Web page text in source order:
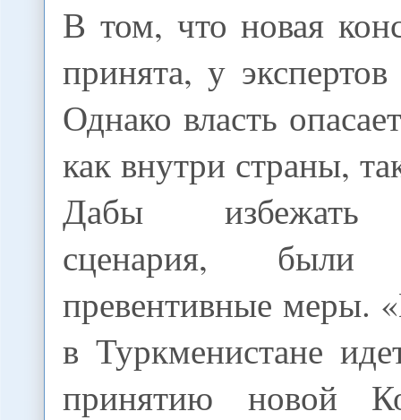
В том, что новая
принята, у
Однако власть
как внутри страны,
Дабы избежать
сценария, были
превентивные меры.
в Туркменистане
принятию новой